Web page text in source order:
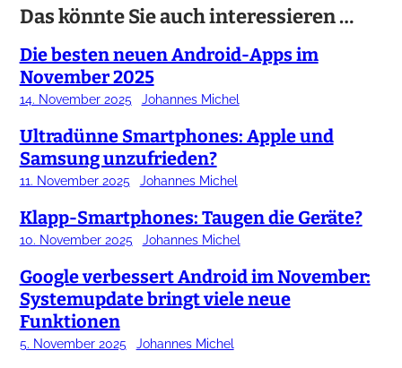
Das könnte Sie auch interessieren …
Die besten neuen Android-Apps im
November 2025
14. November 2025 Johannes Michel
Ultradünne Smartphones: Apple und
Samsung unzufrieden?
11. November 2025 Johannes Michel
Klapp-Smartphones: Taugen die Geräte?
10. November 2025 Johannes Michel
Google verbessert Android im November:
Systemupdate bringt viele neue
Funktionen
5. November 2025 Johannes Michel